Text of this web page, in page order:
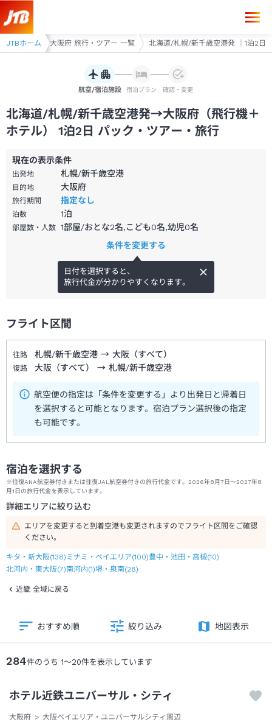
JTBホーム
大阪府 大阪府 旅行・ツアー 一覧 北海道/札幌/新千歳空港発 ｜1泊2日
航空/宿泊施設 宿泊プラン 確認・変更
北海道/札幌/新千歳空港発→大阪府（飛行機＋
ホテル） 1泊2日 パック・ツアー・旅行
現在の表示条件
出発地 札幌/新千歳空港
目的地 大阪府
旅行期間 指定なし
泊数 1泊
部屋数・人数 1部屋/おとな2名,こども0名,幼児0名
条件を変更する
日付を選択すると、
旅行代金が分かりやすくなります。
フライト区間
往路 札幌/新千歳空港 → 大阪（すべて）
復路 大阪（すべて） → 札幌/新千歳空港
航空便の指定は「条件を変更する」より出発日と帰着日
を選択すると可能となります。宿泊プラン選択後の指定
も可能です。
宿泊を選択する
※往復ANA航空券付きまたは往復JAL航空券付きの旅行代金です。2026年8月7日～2027年8
月1日の旅行代金を表示しています。
詳細エリアに絞り込む
エリアを変更すると到着空港も変更されますのでフライト区間をご確認
ください。
キタ・新大阪(138) ミナミ・ベイエリア(100)豊中・池田・高槻(10)
北河内・東大阪(7)南河内(1)堺・泉南(28)
近畿 全域に戻る
284件のうち 1～20件を表示しています
おすすめ順 絞り込み 地図表示
ホテル近鉄ユニバーサル・シティ
大阪府
大阪ベイエリア・ユニバーサルシティ周辺